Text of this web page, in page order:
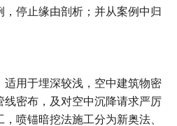
停止缘由剖析；并从案例中归
适用于埋深较浅，空中建筑物密
密布，及对空中沉降请求严厉
喷锚暗挖法施工分为新奥法、